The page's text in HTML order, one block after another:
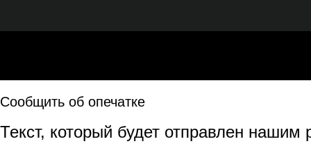
Сообщить об опечатке
Текст, который будет отправлен нашим